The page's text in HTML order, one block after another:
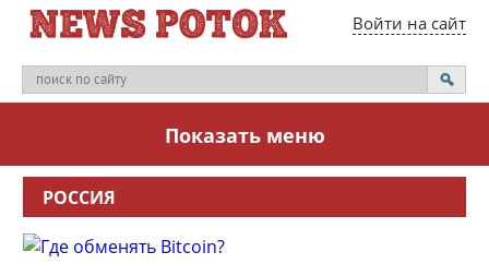
Войти на сайт
Показать меню
РОССИЯ